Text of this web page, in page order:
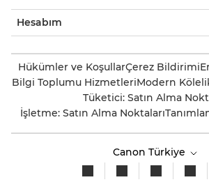
Hesabım
Hükümler ve KoşullarÇerez Bildirimi
Bilgi Toplumu HizmetleriModern
Tüketici: Satın Alma
İşletme: Satın Alma Noktaları
Canon Türkiye